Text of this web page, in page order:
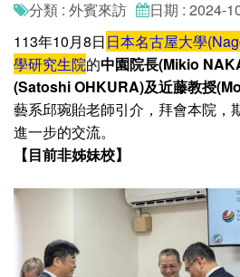
分類 : 外賓來訪 日期 : 2024-
113年10月8日日本名古屋大學
學研究生院的中園院長(Mikio
(Satoshi OHKURA)及近藤教授
藝系邱琬貽老師引介，拜會本院，
進一步的交流。
【目前非姊妹校】